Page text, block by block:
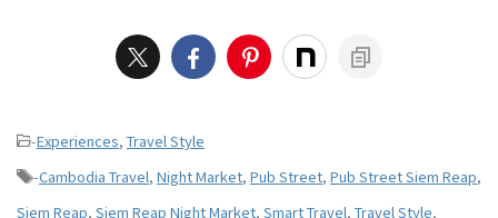
-Experiences, Travel Style
-Cambodia Travel, Night Market, Pub Street, Pub Street Siem Reap,
Siem Reap, Siem Reap Night Market, Smart Travel, Travel Style,